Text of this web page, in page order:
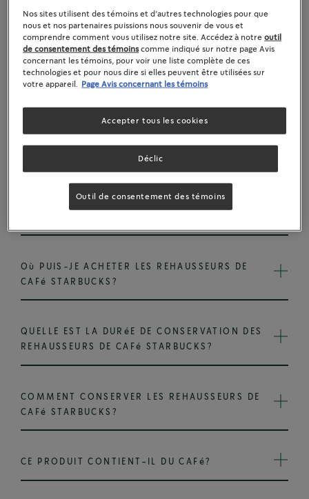
produits Starbucks
Café à la maison,
nous ici.
FOIRE AUX QUESTIONS
REHAUSSEURS DE CAFÉ STARBUCKS
LES REHAUSSEURS DE CAFé STARBUCKS SONT-
Où PUIS-JE ACHETER LES REHAUSSEURS DE
CAFé STARBUCKS?
QUELLE EST LA DURéE DE CONSERVATION DES
REHAUSSEURS DE CAFé STARBUCKS?
COMMENT CONSERVER LES REHAUSSEURS DE
CAFé STARBUCKS?
CE PRODUIT CONTIENT-IL DU CAFé?
Nos sites utilisent des témoins et d’autres technologies pour que
nous et nos partenaires puissions nous souvenir de vous et
comprendre comment vous utilisez notre site. Accédez à notreoutil
de consentement des témoinscomme indiqué sur notre page Avis
concernant les témoins, pour voir une liste complète de ces
technologies et pour nous dire si elles peuvent être utilisées sur
votre appareil.
Page Avis concernant les témoins
Déclic
Accepter tous les cookies
Outil de consentement des témoins